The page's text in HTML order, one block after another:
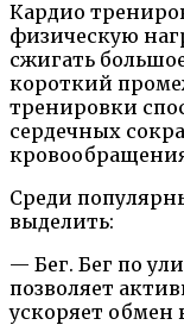
Кардио
физическую
сжигать
короткий
тренировки
сердечных
Среди
выделить:
— Бег. Бег по
позволяет
ускоряет обмен